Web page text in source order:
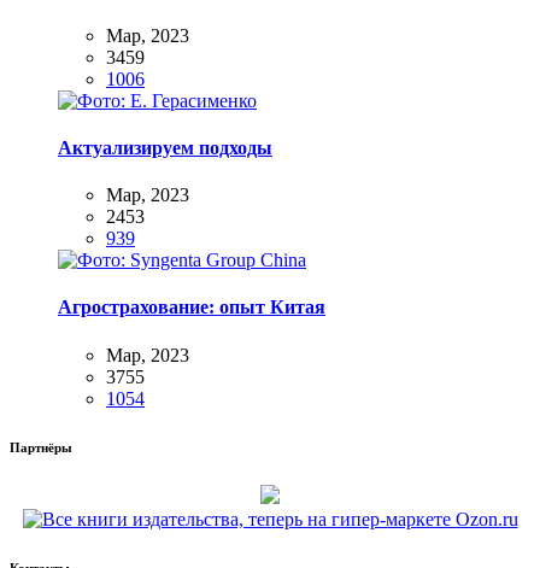
Мар, 2023
3459
1006
Актуализируем подходы
Мар, 2023
2453
939
Агрострахование: опыт Китая
Мар, 2023
3755
1054
Партнёры